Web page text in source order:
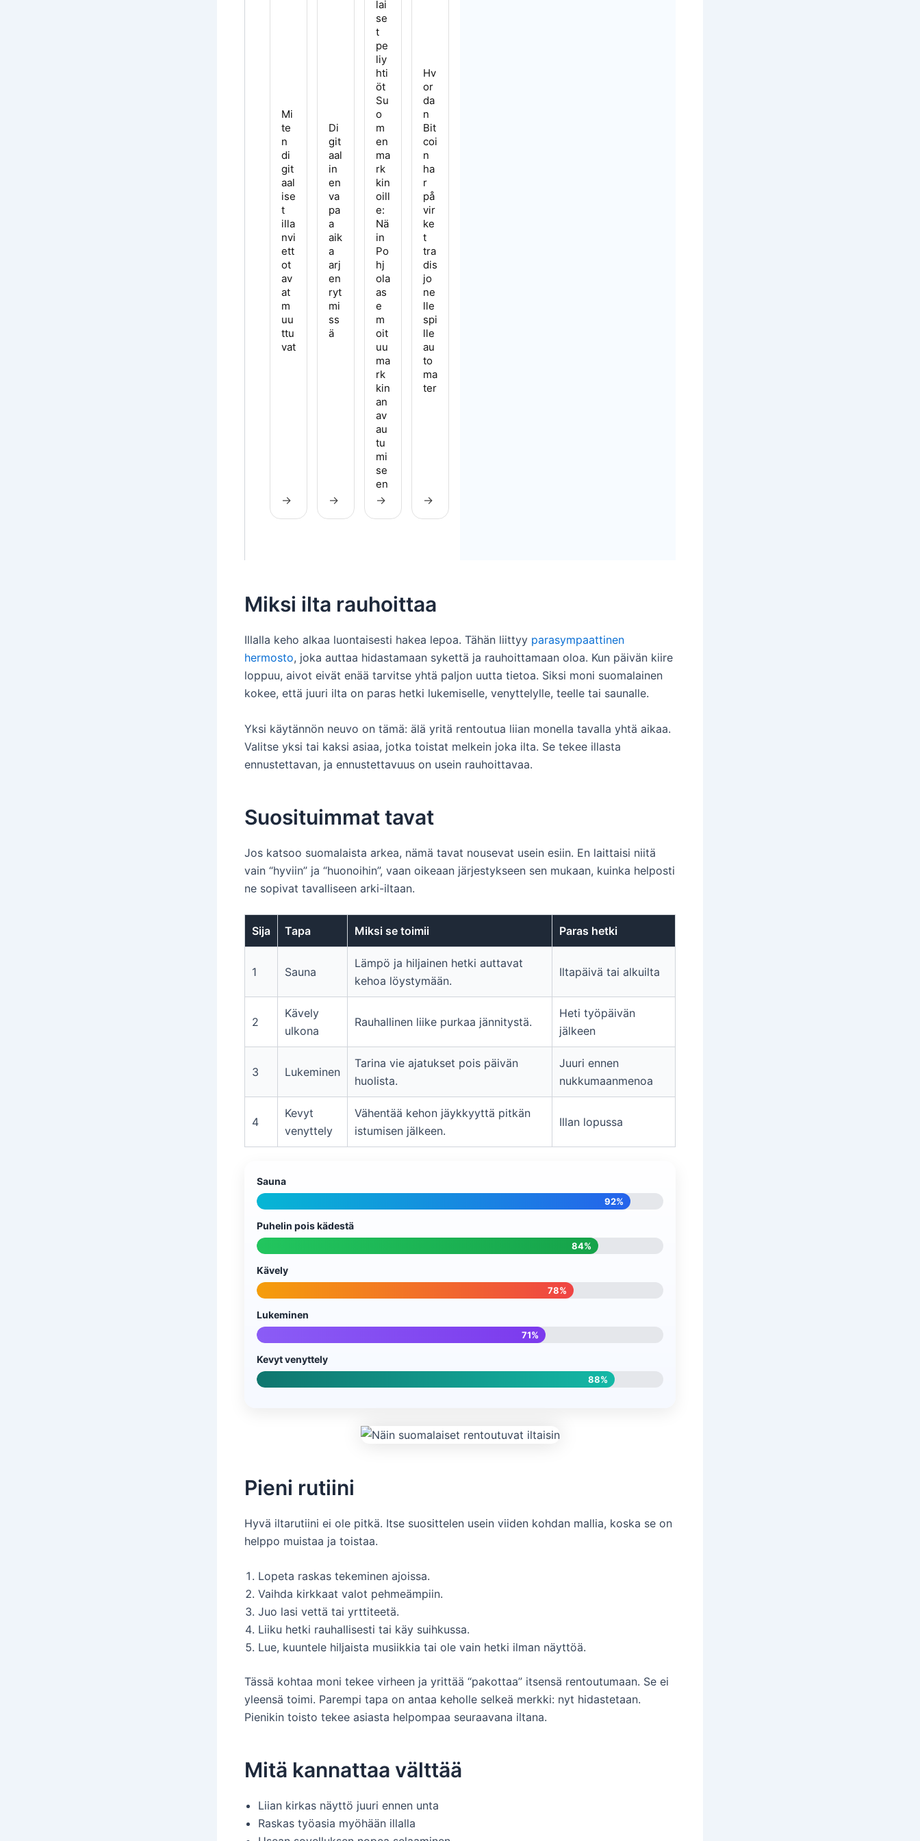
Les artikkel:
Mi
te
n
di
git
aal
ise
t
illa
nvi
ett
ot
av
at
m
uu
ttu
vat
→
Les artikkel:
Di
git
aal
in
en
va
pa
a
aik
a
arj
en
ryt
mi
ss
ä
→
lai
se
t
pe
liy
hti
öt
Su
o
m
en
ma
rk
kin
oill
e:
Nä
in
Po
hj
ola
as
e
m
oit
uu
ma
rk
kin
an
av
au
tu
mi
se
en
→
Les artikkel:
Hv
or
da
n
Bit
coi
n
ha
r
på
vir
ke
t
tra
dis
jo
ne
lle
spi
lle
au
to
ma
ter
→
Miksi ilta rauhoittaa
Illalla keho alkaa luontaisesti hakea lepoa. Tähän liittyy parasympaattinen
hermosto, joka auttaa hidastamaan sykettä ja rauhoittamaan oloa. Kun päivän kiire
loppuu, aivot eivät enää tarvitse yhtä paljon uutta tietoa. Siksi moni suomalainen
kokee, että juuri ilta on paras hetki lukemiselle, venyttelylle, teelle tai saunalle.
Yksi käytännön neuvo on tämä: älä yritä rentoutua liian monella tavalla yhtä aikaa.
Valitse yksi tai kaksi asiaa, jotka toistat melkein joka ilta. Se tekee illasta
ennustettavan, ja ennustettavuus on usein rauhoittavaa.
Suosituimmat tavat
Jos katsoo suomalaista arkea, nämä tavat nousevat usein esiin. En laittaisi niitä
vain “hyviin” ja “huonoihin”, vaan oikeaan järjestykseen sen mukaan, kuinka helposti
ne sopivat tavalliseen arki-iltaan.
Sija Tapa Miksi se toimii Paras hetki
1 Sauna
Lämpö ja hiljainen hetki auttavat
kehoa löystymään.
Iltapäivä tai alkuilta
2
Kävely
ulkona
Rauhallinen liike purkaa jännitystä.
Heti työpäivän
jälkeen
3 Lukeminen
Tarina vie ajatukset pois päivän
huolista.
Juuri ennen
nukkumaanmenoa
4
Kevyt
venyttely
Vähentää kehon jäykkyyttä pitkän
istumisen jälkeen.
Illan lopussa
Sauna
92%
Puhelin pois kädestä
84%
Kävely
78%
Lukeminen
71%
Kevyt venyttely
88%
Pieni rutiini
Hyvä iltarutiini ei ole pitkä. Itse suosittelen usein viiden kohdan mallia, koska se on
helppo muistaa ja toistaa.
Lopeta raskas tekeminen ajoissa.
Vaihda kirkkaat valot pehmeämpiin.
Juo lasi vettä tai yrttiteetä.
Liiku hetki rauhallisesti tai käy suihkussa.
Lue, kuuntele hiljaista musiikkia tai ole vain hetki ilman näyttöä.
Tässä kohtaa moni tekee virheen ja yrittää “pakottaa” itsensä rentoutumaan. Se ei
yleensä toimi. Parempi tapa on antaa keholle selkeä merkki: nyt hidastetaan.
Pienikin toisto tekee asiasta helpompaa seuraavana iltana.
Mitä kannattaa välttää
Liian kirkas näyttö juuri ennen unta
Raskas työasia myöhään illalla